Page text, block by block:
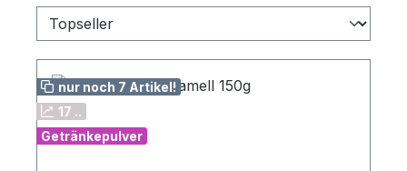
nur noch 7 Artikel!
17 ..
Getränkepulver